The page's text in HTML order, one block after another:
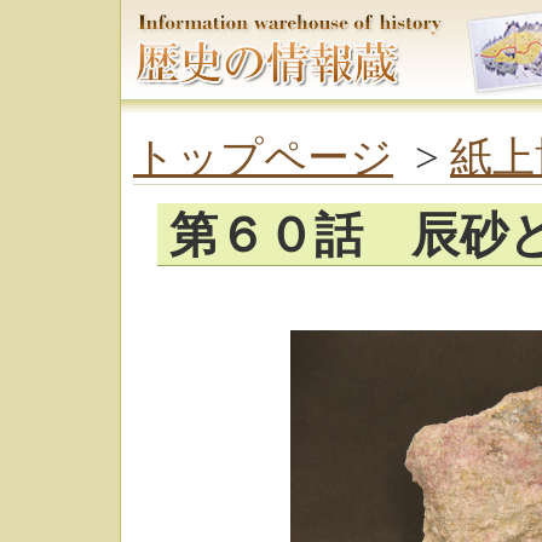
トップページ > 紙
第６０話 辰砂